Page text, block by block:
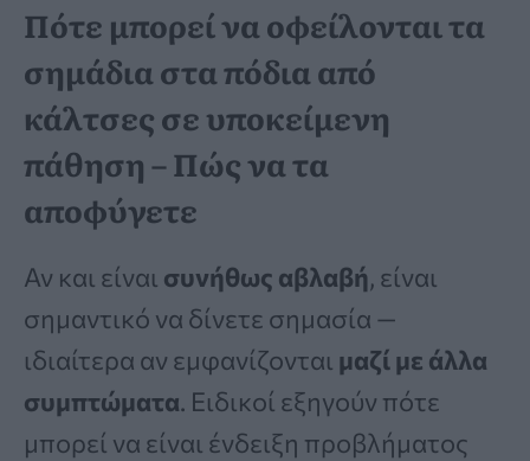
Πότε μπορεί να οφείλονται τα
σημάδια στα πόδια από
κάλτσες σε υποκείμενη
πάθηση – Πώς να τα
αποφύγετε
Αν και είναι συνήθως αβλαβή, είναι
σημαντικό να δίνετε σημασία —
ιδιαίτερα αν εμφανίζονται μαζί με άλλα
συμπτώματα. Ειδικοί εξηγούν πότε
μπορεί να είναι ένδειξη προβλήματος